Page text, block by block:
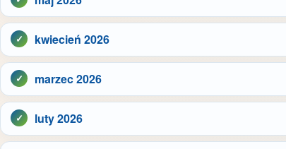
kwiecień 2026
marzec 2026
luty 2026